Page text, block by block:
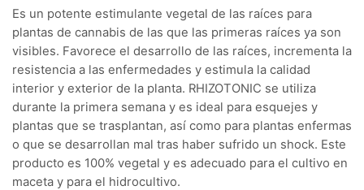
Es un potente estimulante vegetal de las raíces para
plantas de cannabis de las que las primeras raíces ya son
visibles. Favorece el desarrollo de las raíces, incrementa la
resistencia a las enfermedades y estimula la calidad
interior y exterior de la planta. RHIZOTONIC se utiliza
durante la primera semana y es ideal para esquejes y
plantas que se trasplantan, así como para plantas enfermas
o que se desarrollan mal tras haber sufrido un shock. Este
producto es 100% vegetal y es adecuado para el cultivo en
maceta y para el hidrocultivo.